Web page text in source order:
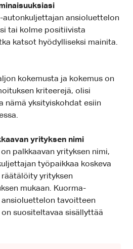
autonkuljettajan ansioluettelon
tai kolme positiivista
katsot hyödylliseksi mainita.
kokemusta ja kokemus on
kriteerejä, olisi
nämä yksityiskohdat esiin
yrityksen nimi
palkkaavan yrityksen nimi,
työpaikkaa koskeva
yrityksen
mukaan. Kuorma-
tavoitteen
suositeltavaa sisällyttää